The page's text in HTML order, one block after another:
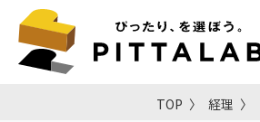
TOP 経理